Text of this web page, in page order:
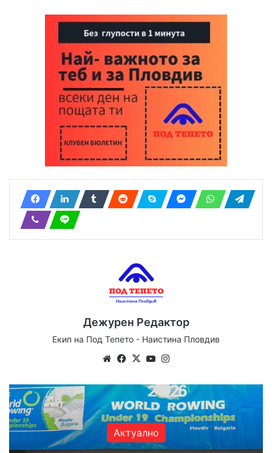
Дежурен Редактор
Екип на Под Тепето - Наистина Пловдив
WebsiteFacebook
X YouTube
Актуално